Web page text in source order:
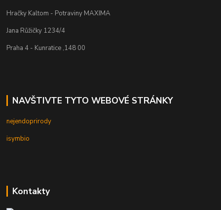
Hračky Kaltom - Potraviny MAXIMA
Jana Růžičky 1234/4
Praha 4 - Kunratice ,148 00
NAVŠTIVTE TYTO WEBOVÉ STRÁNKY
nejendoprirody
isymbio
Kontakty